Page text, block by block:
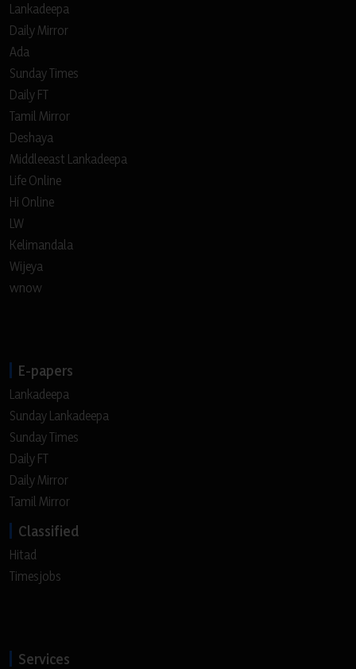
Lankadeepa
Daily Mirror
Ada
Sunday Times
Daily FT
Tamil Mirror
Deshaya
Middleeast Lankadeepa
Life Online
Hi Online
LW
Kelimandala
Wijeya
wnow
E-papers
Lankadeepa
Sunday Lankadeepa
Sunday Times
Daily FT
Daily Mirror
Tamil Mirror
Classified
Hitad
Timesjobs
Services